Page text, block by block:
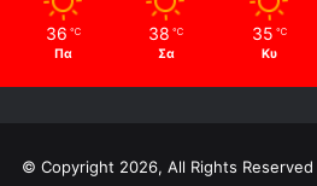
36 ℃
Πα
38 ℃
Σα
35 ℃
Κυ
© Copyright 2026, All Rights